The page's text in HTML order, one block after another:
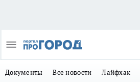
Документы Все новости Лайфхак